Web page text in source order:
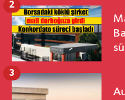
2
3